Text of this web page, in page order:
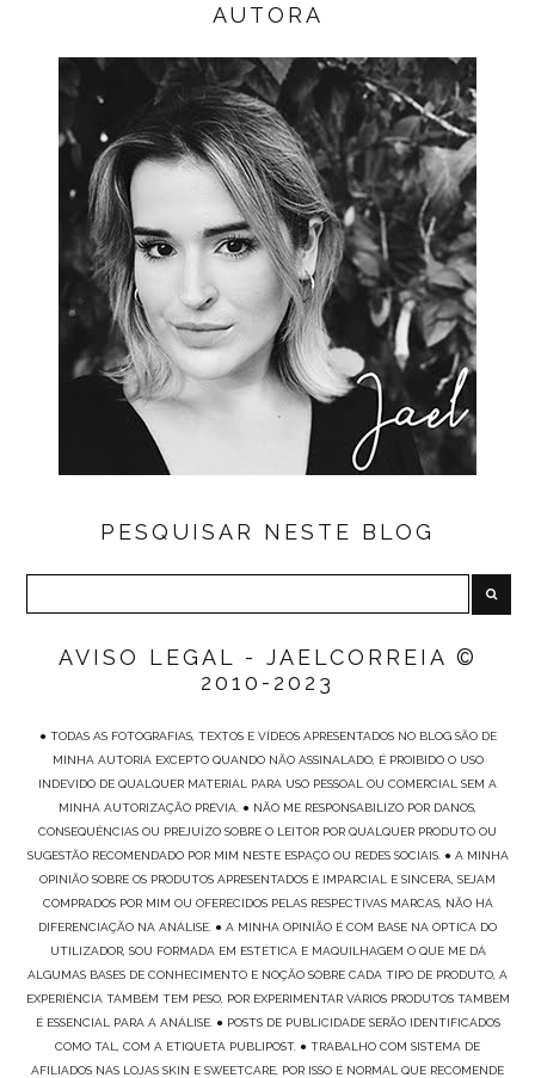
AUTORA
PESQUISAR NESTE BLOG
AVISO LEGAL - JAELCORREIA ©
2010-2023
● TODAS AS FOTOGRAFIAS, TEXTOS E VÍDEOS APRESENTADOS NO BLOG SÃO DE
MINHA AUTORIA EXCEPTO QUANDO NÃO ASSINALADO, É PROIBIDO O USO
INDEVIDO DE QUALQUER MATERIAL PARA USO PESSOAL OU COMERCIAL SEM A
MINHA AUTORIZAÇÃO PRÉVIA. ● NÃO ME RESPONSABILIZO POR DANOS,
CONSEQUÊNCIAS OU PREJUÍZO SOBRE O LEITOR POR QUALQUER PRODUTO OU
SUGESTÃO RECOMENDADO POR MIM NESTE ESPAÇO OU REDES SOCIAIS. ● A MINHA
OPINIÃO SOBRE OS PRODUTOS APRESENTADOS É IMPARCIAL E SINCERA, SEJAM
COMPRADOS POR MIM OU OFERECIDOS PELAS RESPECTIVAS MARCAS, NÃO HÁ
DIFERENCIAÇÃO NA ANÁLISE. ● A MINHA OPINIÃO É COM BASE NA ÓPTICA DO
UTILIZADOR, SOU FORMADA EM ESTÉTICA E MAQUILHAGEM O QUE ME DÁ
ALGUMAS BASES DE CONHECIMENTO E NOÇÃO SOBRE CADA TIPO DE PRODUTO, A
EXPERIÊNCIA TAMBÉM TEM PESO, POR EXPERIMENTAR VÁRIOS PRODUTOS TAMBÉM
É ESSENCIAL PARA A ANÁLISE. ● POSTS DE PUBLICIDADE SERÃO IDENTIFICADOS
COMO TAL, COM A ETIQUETA PUBLIPOST. ● TRABALHO COM SISTEMA DE
AFILIADOS NAS LOJAS SKIN E SWEETCARE, POR ISSO É NORMAL QUE RECOMENDE